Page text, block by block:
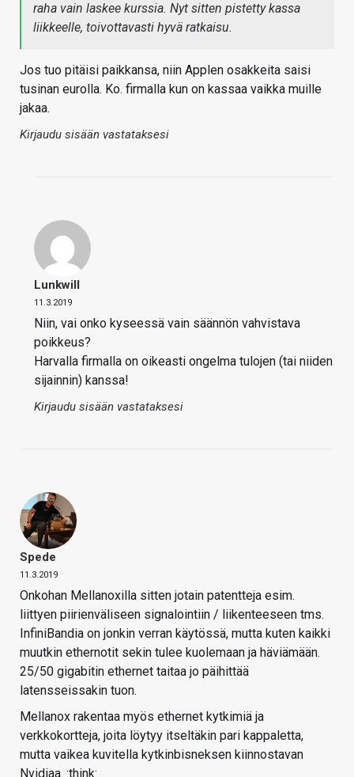
raha vain laskee kurssia. Nyt sitten pistetty kassa
liikkeelle, toivottavasti hyvä ratkaisu.
Jos tuo pitäisi paikkansa, niin Applen osakkeita saisi
tusinan eurolla. Ko. firmalla kun on kassaa vaikka muille
jakaa.
Kirjaudu sisään vastataksesi
Lunkwill
11.3.2019
Niin, vai onko kyseessä vain säännön vahvistava
poikkeus?
Harvalla firmalla on oikeasti ongelma tulojen (tai niiden
sijainnin) kanssa!
Kirjaudu sisään vastataksesi
Spede
11.3.2019
Onkohan Mellanoxilla sitten jotain patentteja esim.
liittyen piirienväliseen signalointiin / liikenteeseen tms.
InfiniBandia on jonkin verran käytössä, mutta kuten kaikki
muutkin ethernotit sekin tulee kuolemaan ja häviämään.
25/50 gigabitin ethernet taitaa jo päihittää
latensseissakin tuon.
Mellanox rakentaa myös ethernet kytkimiä ja
verkkokortteja, joita löytyy itseltäkin pari kappaletta,
mutta vaikea kuvitella kytkinbisneksen kiinnostavan
Nvidiaa. :think: